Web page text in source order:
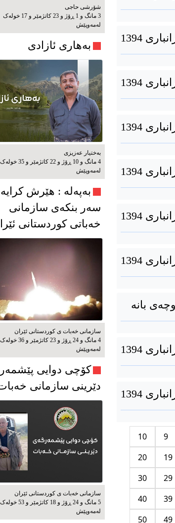
بانە
9
10
19
20
29
30
39
40
49
50
شۆرشی حاجی
3 مانگ و 1 ڕۆژ و 23 کاتژمێر و 17 خوله‌ک
له‌مه‌وپێش‌
بەهاری ئازادی
بەختیار عەزیزی
4 مانگ و 10 ڕۆژ و 22 کاتژمێر و 35 خوله‌ک
له‌مه‌وپێش‌
به‌په‌له‌ : هێرش کرایە
سەر بنکەی سازمانی
خەباتی کوردستانی
سازمانی خەبات ی کوردستانی ئێران
4 مانگ و 24 ڕۆژ و 23 کاتژمێر و 36 خوله‌ک
له‌مه‌وپێش‌
کۆچی دوایی
دێرینی سازمانی
سازمانی خەبات ی كوردستانی ئێران
5 مانگ و 24 ڕۆژ و 18 کاتژمێر و 53 خوله‌ک
له‌مه‌وپێش‌